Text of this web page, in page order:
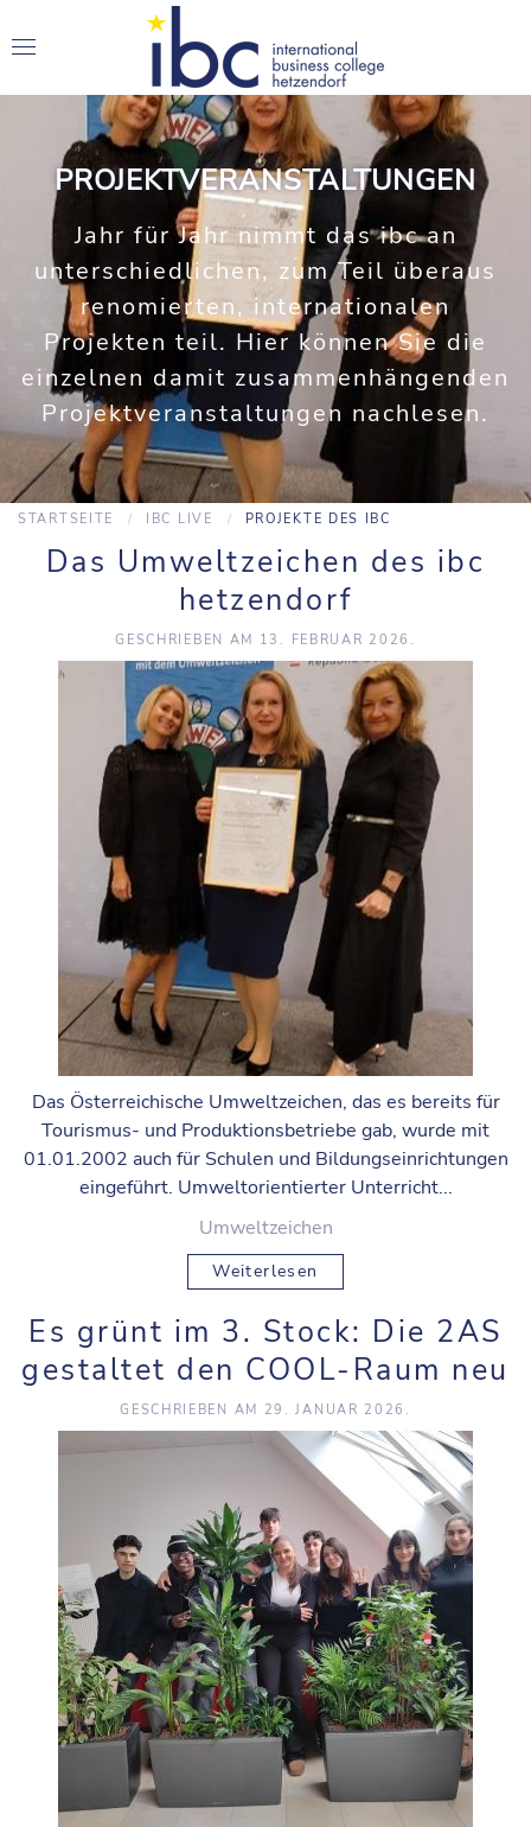
PROJEKTVERANSTALTUNGEN
Jahr für Jahr nimmt das ibc an
unterschiedlichen, zum Teil überaus
renomierten, internationalen
Projekten teil. Hier können Sie die
einzelnen damit zusammenhängenden
Projektveranstaltungen nachlesen.
STARTSEITE IBC LIVE PROJEKTE DES IBC
Das Umweltzeichen des ibc
hetzendorf
GESCHRIEBEN AM 13. FEBRUAR 2026 .
Das Österreichische Umweltzeichen, das es bereits für
Tourismus- und Produktionsbetriebe gab, wurde mit
01.01.2002 auch für Schulen und Bildungseinrichtungen
eingeführt. Umweltorientierter Unterricht...
Umweltzeichen
Weiterlesen
Es grünt im 3. Stock: Die 2AS
gestaltet den COOL-Raum neu
GESCHRIEBEN AM 29. JANUAR 2026.